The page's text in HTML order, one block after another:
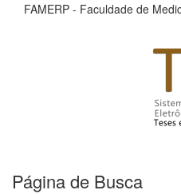
FAMERP - Faculdade de
Página de Busca